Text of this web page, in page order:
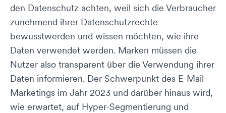
den Datenschutz achten, weil sich die Verbraucher
zunehmend ihrer Datenschutzrechte
bewusstwerden und wissen möchten, wie ihre
Daten verwendet werden. Marken müssen die
Nutzer also transparent über die Verwendung ihrer
Daten informieren. Der Schwerpunkt des E-Mail-
Marketings im Jahr 2023 und darüber hinaus wird,
wie erwartet, auf Hyper-Segmentierung und